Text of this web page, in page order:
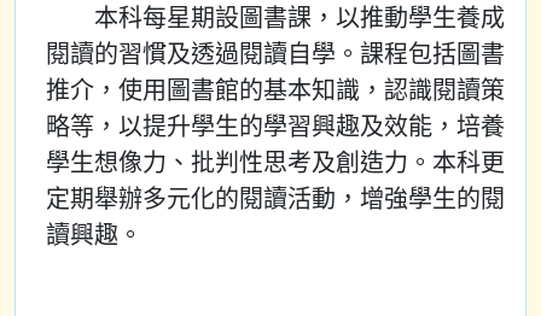
本科每星期設圖書課，以推動學生養成
閱讀的習慣及透過閱讀自學。課程包括圖書
推介，使用圖書館的基本知識，認識閱讀策
略等，以提升學生的學習興趣及效能，培養
學生想像力、批判性思考及創造力。本科更
定期舉辦多元化的閱讀活動，增強學生的閱
讀興趣。